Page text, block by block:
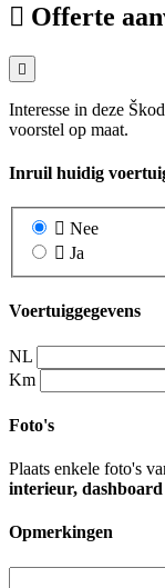
Offerte
Interesse in deze
voorstel op maat.
Inruil huidig
Nee
Ja
Voertuiggegevens
NL
Km
Foto's
Plaats enkele foto's
interieur, dashboard
Opmerkingen